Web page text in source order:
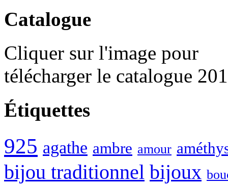
Catalogue
Cliquer sur l'image pour
télécharger le catalogue
Étiquettes
925 agathe ambre amour
bijou traditionnel bijoux